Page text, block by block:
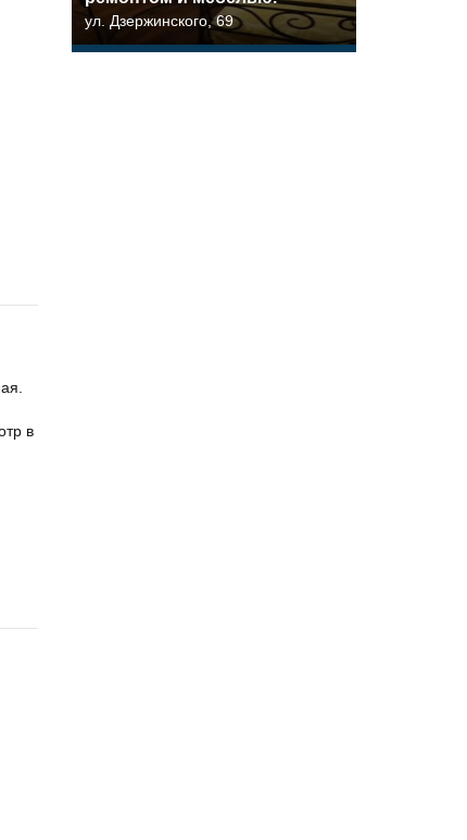
в
ул. Дзержинского, 69